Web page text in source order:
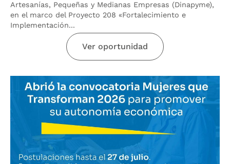
Artesanías, Pequeñas y Medianas Empresas (Dinapyme),
en el marco del Proyecto 208 «Fortalecimiento e
Implementación...
Ver oportunidad